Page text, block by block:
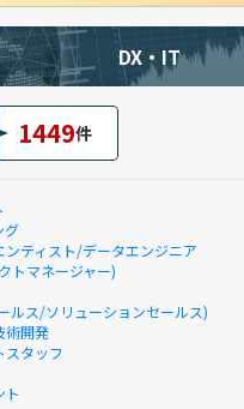
DX・IT
1449件
グ
ンティスト/データエンジニア
トマネージャー)
ルス/ソリューションセールス)
術開発
スタッフ
ト